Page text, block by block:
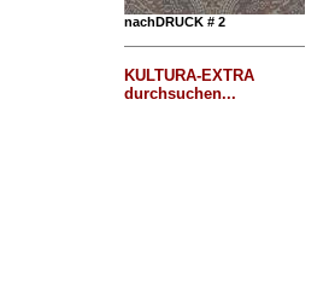
nachDRUCK # 2
KULTURA-EXTRA
durchsuchen...